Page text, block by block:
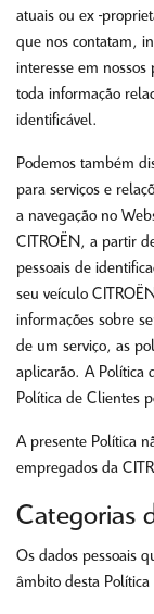
atuais ou ex -
que nos contatam,
interesse em nossos
toda informação
identificável.
Podemos também
para serviços e
a navegação no
CITROËN, a partir
pessoais de
seu veículo
informações sobre
de um serviço, as
aplicarão. A Política
Política de Clientes
A presente Política
empregados da
Categorias
Os dados pessoais
âmbito desta Política